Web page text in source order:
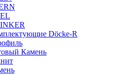
Döcke-R
Камень